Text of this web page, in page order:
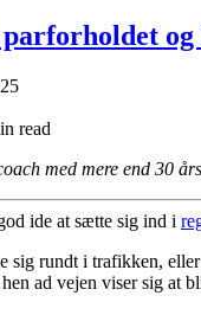
read
med mere end 30
ide at sætte sig ind i
sig rundt i trafikken,
ad vejen viser sig at